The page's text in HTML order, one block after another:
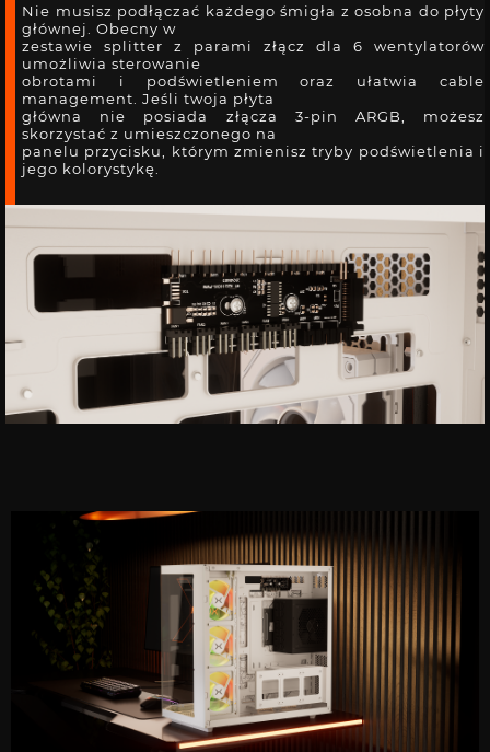
Nie musisz podłączać każdego śmigła z osobna do płyty
głównej. Obecny w
zestawie splitter z parami złącz dla 6 wentylatorów
umożliwia sterowanie
obrotami i podświetleniem oraz ułatwia cable
management. Jeśli twoja płyta
główna nie posiada złącza 3-pin ARGB, możesz
skorzystać z umieszczonego na
panelu przycisku, którym zmienisz tryby podświetlenia i
jego kolorystykę.